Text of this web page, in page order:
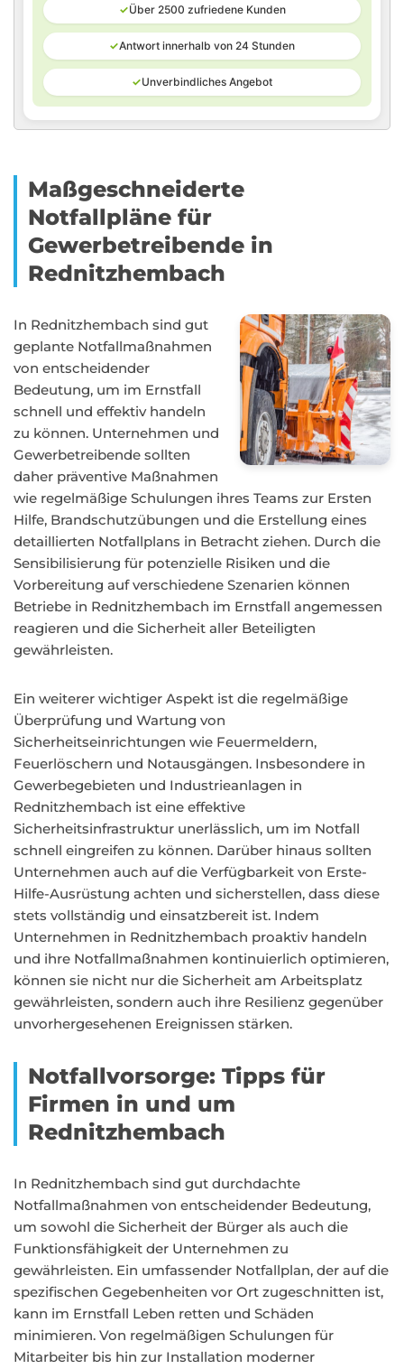
✓Über 2500 zufriedene Kunden
✓Antwort innerhalb von 24 Stunden
✓Unverbindliches Angebot
Maßgeschneiderte
Notfallpläne für
Gewerbetreibende in
Rednitzhembach
In Rednitzhembach sind gut
geplante Notfallmaßnahmen
von entscheidender
Bedeutung, um im Ernstfall
schnell und effektiv handeln
zu können. Unternehmen und
Gewerbetreibende sollten
daher präventive Maßnahmen
wie regelmäßige Schulungen ihres Teams zur Ersten
Hilfe, Brandschutzübungen und die Erstellung eines
detaillierten Notfallplans in Betracht ziehen. Durch die
Sensibilisierung für potenzielle Risiken und die
Vorbereitung auf verschiedene Szenarien können
Betriebe in Rednitzhembach im Ernstfall angemessen
reagieren und die Sicherheit aller Beteiligten
gewährleisten.
Ein weiterer wichtiger Aspekt ist die regelmäßige
Überprüfung und Wartung von
Sicherheitseinrichtungen wie Feuermeldern,
Feuerlöschern und Notausgängen. Insbesondere in
Gewerbegebieten und Industrieanlagen in
Rednitzhembach ist eine effektive
Sicherheitsinfrastruktur unerlässlich, um im Notfall
schnell eingreifen zu können. Darüber hinaus sollten
Unternehmen auch auf die Verfügbarkeit von Erste-
Hilfe-Ausrüstung achten und sicherstellen, dass diese
stets vollständig und einsatzbereit ist. Indem
Unternehmen in Rednitzhembach proaktiv handeln
und ihre Notfallmaßnahmen kontinuierlich optimieren,
können sie nicht nur die Sicherheit am Arbeitsplatz
gewährleisten, sondern auch ihre Resilienz gegenüber
unvorhergesehenen Ereignissen stärken.
Notfallvorsorge: Tipps für
Firmen in und um
Rednitzhembach
In Rednitzhembach sind gut durchdachte
Notfallmaßnahmen von entscheidender Bedeutung,
um sowohl die Sicherheit der Bürger als auch die
Funktionsfähigkeit der Unternehmen zu
gewährleisten. Ein umfassender Notfallplan, der auf die
spezifischen Gegebenheiten vor Ort zugeschnitten ist,
kann im Ernstfall Leben retten und Schäden
minimieren. Von regelmäßigen Schulungen für
Mitarbeiter bis hin zur Installation moderner